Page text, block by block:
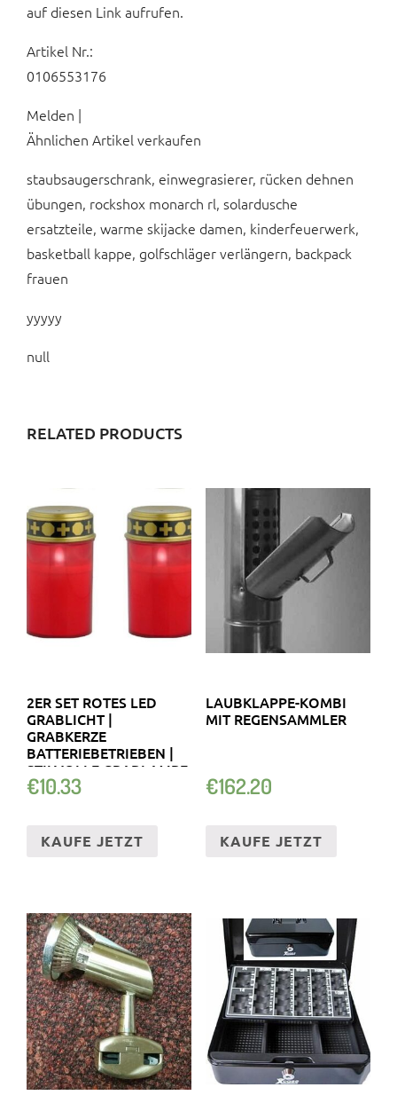
auf diesen Link aufrufen.
Artikel Nr.:
0106553176
Melden |
Ähnlichen Artikel verkaufen
staubsaugerschrank, einwegrasierer, rücken dehnen
übungen, rockshox monarch rl, solardusche
ersatzteile, warme skijacke damen, kinderfeuerwerk,
basketball kappe, golfschläger verlängern, backpack
frauen
yyyyy
null
RELATED PRODUCTS
2ER SET ROTES LED
GRABLICHT |
GRABKERZE
BATTERIEBETRIEBEN |
STILVOLLE GRABLAMPE
€10.33
KAUFE JETZT
LAUBKLAPPE-KOMBI
MIT REGENSAMMLER
€162.20
KAUFE JETZT